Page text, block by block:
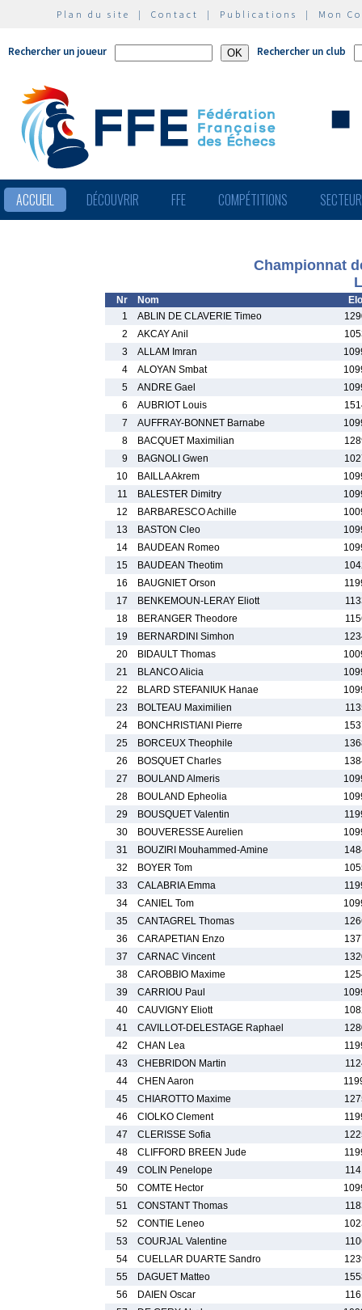
Plan du site | Contact | Publications | Mon
Rechercher un joueur Rechercher un club
ACCUEIL DÉCOUVRIR FFE COMPÉTITIONS
Championnat
Nr Nom
Elo
1
ABLIN DE CLAVERIE Timeo
2
AKCAY Anil
3
ALLAM Imran
4
ALOYAN Smbat
5
ANDRE Gael
6
AUBRIOT Louis
7
AUFFRAY-BONNET Barnabe
8
BACQUET Maximilian
9
BAGNOLI Gwen
10
BAILLA Akrem
11
BALESTER Dimitry
12
BARBARESCO Achille
13
BASTON Cleo
14
BAUDEAN Romeo
15
BAUDEAN Theotim
16
BAUGNIET Orson
17
BENKEMOUN-LERAY Eliott
18
BERANGER Theodore
19
BERNARDINI Simhon
20
BIDAULT Thomas
21
BLANCO Alicia
22
BLARD STEFANIUK Hanae
23
BOLTEAU Maximilien
24
BONCHRISTIANI Pierre
25
BORCEUX Theophile
26
BOSQUET Charles
27
BOULAND Almeris
28
BOULAND Epheolia
29
BOUSQUET Valentin
30
BOUVERESSE Aurelien
31
BOUZIRI Mouhammed-Amine
32
BOYER Tom
33
CALABRIA Emma
34
CANIEL Tom
35
CANTAGREL Thomas
36
CARAPETIAN Enzo
37
CARNAC Vincent
38
CAROBBIO Maxime
39
CARRIOU Paul
40
CAUVIGNY Eliott
41
CAVILLOT-DELESTAGE Raphael
42
CHAN Lea
43
CHEBRIDON Martin
44
CHEN Aaron
45
CHIAROTTO Maxime
46
CIOLKO Clement
47
CLERISSE Sofia
48
CLIFFORD BREEN Jude
49
COLIN Penelope
50
COMTE Hector
51
CONSTANT Thomas
52
CONTIE Leneo
53
COURJAL Valentine
54
CUELLAR DUARTE Sandro
55
DAGUET Matteo
56
DAIEN Oscar